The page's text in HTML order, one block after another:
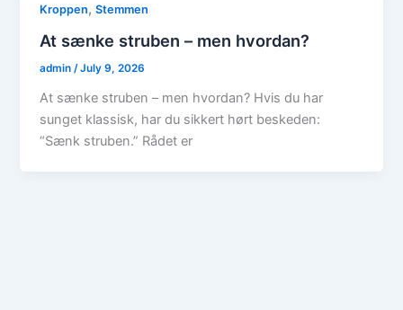
Kroppen,Stemmen
At sænke struben – men hvordan?
admin/July 9, 2026
At sænke struben – men hvordan? Hvis du har
sunget klassisk, har du sikkert hørt beskeden:
“Sænk struben.” Rådet er